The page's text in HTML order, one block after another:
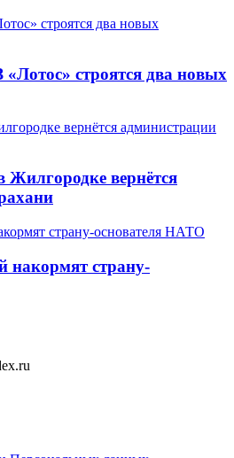
строятся два новых
вернётся
накормят страну-